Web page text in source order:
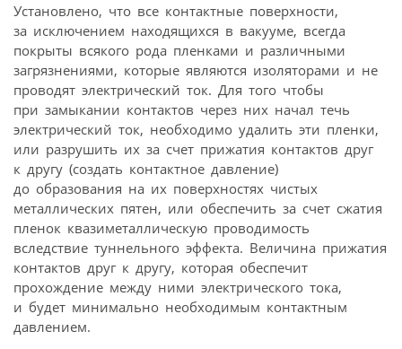
Установлено, что все контактные поверхности,
за исключением находящихся в вакууме, всегда
покрыты всякого рода пленками и различными
загрязнениями, которые являются изоляторами и не
проводят электрический ток. Для того чтобы
при замыкании контактов через них начал течь
электрический ток, необходимо удалить эти пленки,
или разрушить их за счет прижатия контактов друг
к другу (создать контактное давление)
до образования на их поверхностях чистых
металлических пятен, или обеспечить за счет сжатия
пленок квазиметаллическую проводимость
вследствие туннельного эффекта. Величина прижатия
контактов друг к другу, которая обеспечит
прохождение между ними электрического тока,
и будет минимально необходимым контактным
давлением.